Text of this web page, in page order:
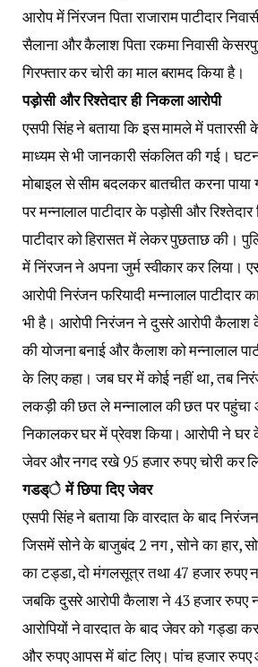
आरोप में निंरजन पिता राजाराम पाटीदार
सैलाना और कैलाश पिता रकमा निवासी
गिरफ्तार कर चोरी का माल बरामद किया है।
पड़ोसी और रिश्तेदार ही निकला आरोपी
एसपी सिंह ने बताया कि इस मामले में पतारसी
माध्यम से भी जानकारी संकलित की गई। घटना
मोबाइल से सीम बदलकर बातचीत करना
पर मन्नालाल पाटीदार के पड़ोसी और रिश्तेदार
पाटीदार को हिरासत में लेकर पुछताछ की।
में निंरजन ने अपना जुर्म स्वीकार कर लिया।
आरोपी निरंजन फरियादी मन्नालाल पाटीदार
भी है। आरोपी निरंजन ने दुसरे आरोपी कैलाश
की योजना बनाई और कैलाश को मन्नालाल
के लिए कहा। जब घर में कोई नहीं था, तब
लकड़ी की छत ले मन्नालाल की छत पर
निकालकर घर में प्रेवश किया। आरोपी ने
जेवर और नगद रखे 95 हजार रुपए चोरी कर
गडड्े में छिपा दिए जेवर
एसपी सिंह ने बताया कि वारदात के बाद
जिसमें सोने के बाजुबंद 2 नग , सोने का हार,
का टड्डा, दो मंगलसूत्र तथा 47 हजार रुपए
जबकि दुसरे आरोपी कैलाश ने 43 हजार रुपए
आरोपियों ने वारदात के बाद जेवर को गड्डा
और रुपए आपस में बांट लिए। पांच हजार रुपए